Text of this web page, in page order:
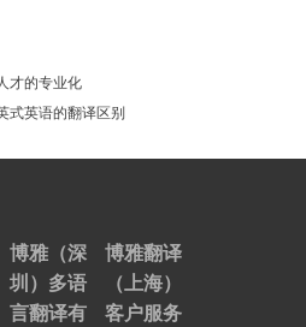
才的专业化
式英语的翻译区别
博雅（深
圳）多语
言翻译有
博雅翻译
（上海）
客户服务